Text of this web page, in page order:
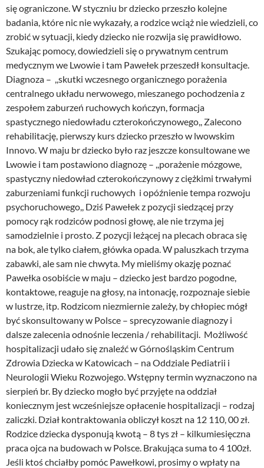
się ograniczone. W styczniu br dziecko przeszło kolejne
badania, które nic nie wykazały, a rodzice wciąż nie wiedzieli, co
zrobić w sytuacji, kiedy dziecko nie rozwija się prawidłowo.
Szukając pomocy, dowiedzieli się o prywatnym centrum
medycznym we Lwowie i tam Pawełek przeszedł konsultacje.
Diagnoza – ,,skutki wczesnego organicznego porażenia
centralnego układu nerwowego, mieszanego pochodzenia z
zespołem zaburzeń ruchowych kończyn, formacja
spastycznego niedowładu czterokończynowego,, Zalecono
rehabilitację, pierwszy kurs dziecko przeszło w lwowskim
Innovo. W maju br dziecko było raz jeszcze konsultowane we
Lwowie i tam postawiono diagnozę – ,,porażenie mózgowe,
spastyczny niedowład czterokończynowy z ciężkimi trwałymi
zaburzeniami funkcji ruchowych i opóźnienie tempa rozwoju
psychoruchowego,, Dziś Pawełek z pozycji siedzącej przy
pomocy rąk rodziców podnosi głowę, ale nie trzyma jej
samodzielnie i prosto. Z pozycji leżącej na plecach obraca się
na bok, ale tylko ciałem, główka opada. W paluszkach trzyma
zabawki, ale sam nie chwyta. My mieliśmy okazję poznać
Pawełka osobiście w maju – dziecko jest bardzo pogodne,
kontaktowe, reaguje na głosy, na intonację, rozpoznaje siebie
w lustrze, itp. Rodzicom niezmiernie zależy, by chłopiec mógł
być skonsultowany w Polsce – sprecyzowanie diagnozy i
dalsze zalecenia odnośnie leczenia / rehabilitacji. Możliwość
hospitalizacji udało się znaleźć w Górnośląskim Centrum
Zdrowia Dziecka w Katowicach – na Oddziale Pediatrii i
Neurologii Wieku Rozwojego. Wstępny termin wyznaczono na
sierpień br. By dziecko mogło być przyjęte na oddział
koniecznym jest wcześniejsze opłacenie hospitalizacji – rodzaj
zaliczki. Dział kontraktowania obliczył koszt na 12 110, 00 zł.
Rodzice dziecka dysponują kwotą – 8 tys zł – kilkumiesięczna
praca ojca na budowach w Polsce. Brakująca suma to 4 100zł.
Jeśli ktoś chciałby pomóc Pawełkowi, prosimy o wpłaty na